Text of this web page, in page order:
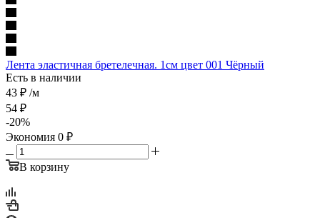
Лента эластичная бретелечная. 1см цвет 001 Чёрный
Есть в наличии
43 ₽ /м
54 ₽
-20%
Экономия 0 ₽
В корзину